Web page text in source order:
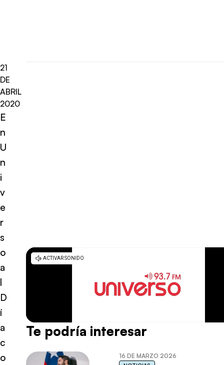
21
DE
ABRIL
2020
E
n
U
n
i
v
e
r
s
o
a
l
D
í
a
c
o
Te podría interesar
16 DE MARZO 2026